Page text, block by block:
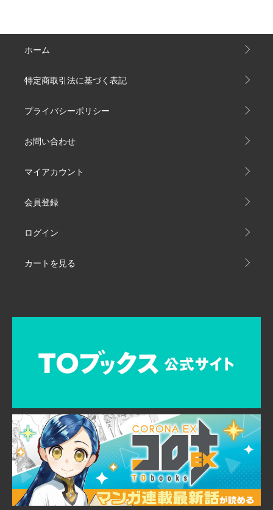
ホーム
特定商取引法に基づく表記
プライバシーポリシー
お問い合わせ
マイアカウント
会員登録
ログイン
カートを見る